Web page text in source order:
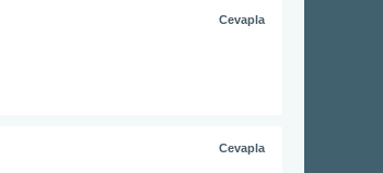
Cevapla
Cevapla